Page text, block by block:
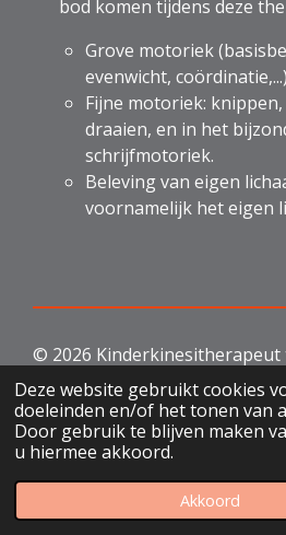
Deze website gebruikt cookies
doeleinden en/of het tonen van
Door gebruik te blijven maken
u hiermee akkoord.
Akkoord
bod komen tijdens deze
Grove motoriek
evenwicht, coördinatie,...)
Fijne motoriek:
draaien, en in het
schrijfmotoriek.
Beleving van eigen
voornamelijk het eigen
© 2026 Kinderkinesitherapeut
Landen
Powered byJouwWeb
Telefoonnummer